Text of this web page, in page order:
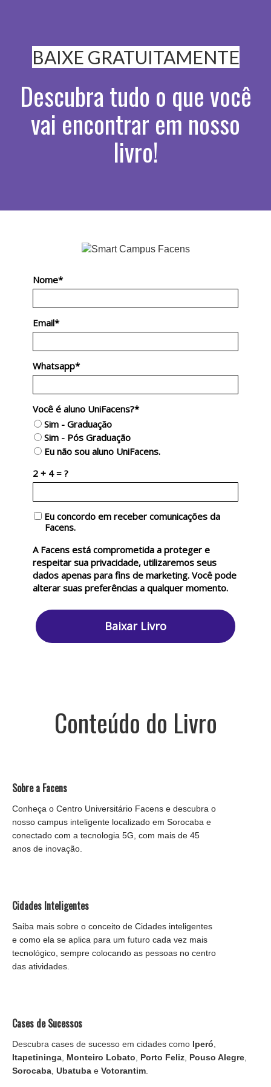
BAIXE GRATUITAMENTE
Descubra tudo o que você
vai encontrar em nosso
livro!
Nome*
Email*
Whatsapp*
Você é aluno UniFacens?*
Sim - Graduação
Sim - Pós Graduação
Eu não sou aluno UniFacens.
2 + 4 = ?
Eu concordo em receber comunicações da
Facens.
A Facens está comprometida a proteger e
respeitar sua privacidade, utilizaremos seus
dados apenas para fins de marketing. Você pode
alterar suas preferências a qualquer momento.
Baixar Livro
Conteúdo do Livro
Sobre a Facens
Conheça o Centro Universitário Facens e descubra o
nosso campus inteligente localizado em Sorocaba e
conectado com a tecnologia 5G, com mais de 45
anos de inovação.
Cidades Inteligentes
Saiba mais sobre o conceito de Cidades inteligentes
e como ela se aplica para um futuro cada vez mais
tecnológico, sempre colocando as pessoas no centro
das atividades.
Cases de Sucessos
Descubra cases de sucesso em cidades como Iperó
Itapetininga Monteiro Lobato Porto Feliz Pouso Alegre
Sorocaba Ubatuba e Votorantim